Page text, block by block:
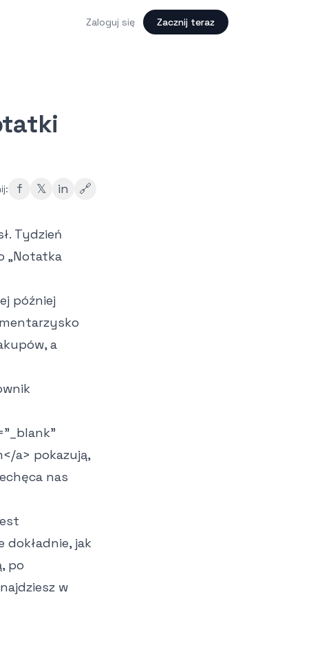
Zaloguj się Zacznij teraz
f 𝕏 in 🔗
Tydzień
„Notatka
później
a
</a> pokazują,
nas
jak
po
w